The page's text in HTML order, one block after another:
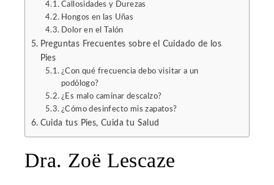
Callosidades y Durezas
Hongos en las Uñas
Dolor en el Talón
Preguntas Frecuentes sobre el Cuidado de los
Pies
¿Con qué frecuencia debo visitar a un
podólogo?
¿Es malo caminar descalzo?
¿Cómo desinfecto mis zapatos?
Cuida tus Pies, Cuida tu Salud
Dra. Zoë Lescaze